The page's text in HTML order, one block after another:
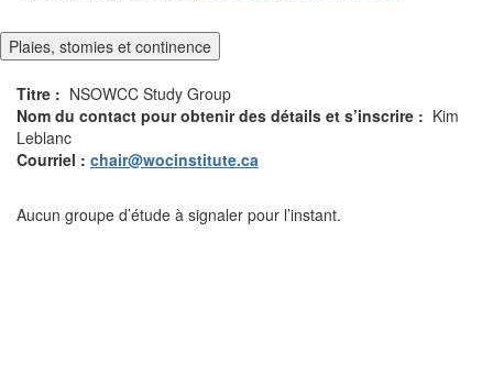
Plaies, stomies et continence
Titre : NSOWCC Study Group
Nom du contact pour obtenir des détails et s’inscrire : Kim
Leblanc
Courriel : chair@wocinstitute.ca
Aucun groupe d’étude à signaler pour l’instant.